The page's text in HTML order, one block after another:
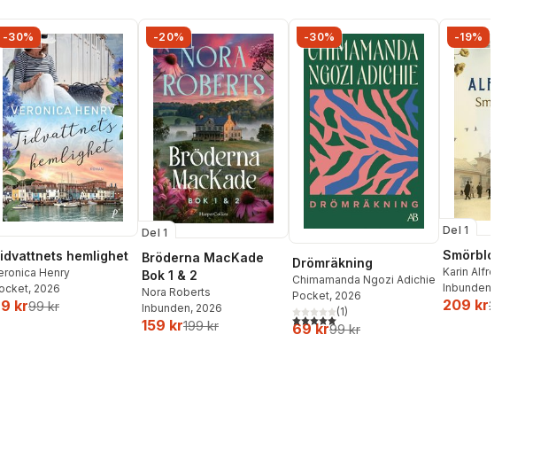
-30%
hemlighet
Henry
, 2026
kr99 kr
-20%
Del 1
Bröderna MacKade
Bok 1 & 2
Nora Roberts
Inbunden, 2026
159 kr199 kr
-30%
Drömräkning
Chimamanda Ngozi Adichie
Pocket, 2026
5,0utav 5 stjärnor. Totalt antal röster:
(1)
69 kr99 kr
-19%
Del 1
Karin Alfredsson
Inbunden
209 kr259 kr